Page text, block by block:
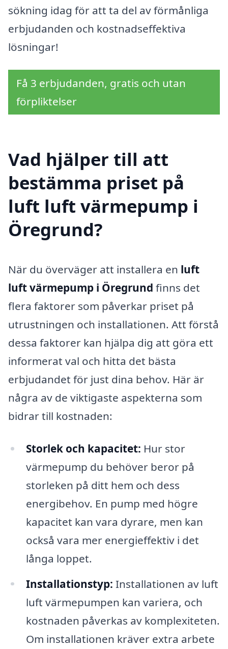
sökning idag för att ta del av förmånliga
erbjudanden och kostnadseffektiva
lösningar!
Få 3 erbjudanden, gratis och utan
förpliktelser
Vad hjälper till att
bestämma priset på
luft luft värmepump i
Öregrund?
När du överväger att installera en luft
luft värmepump i Öregrund finns det
flera faktorer som påverkar priset på
utrustningen och installationen. Att förstå
dessa faktorer kan hjälpa dig att göra ett
informerat val och hitta det bästa
erbjudandet för just dina behov. Här är
några av de viktigaste aspekterna som
bidrar till kostnaden:
Storlek och kapacitet: Hur stor
värmepump du behöver beror på
storleken på ditt hem och dess
energibehov. En pump med högre
kapacitet kan vara dyrare, men kan
också vara mer energieffektiv i det
långa loppet.
Installationstyp: Installationen av luft
luft värmepumpen kan variera, och
kostnaden påverkas av komplexiteten.
Om installationen kräver extra arbete